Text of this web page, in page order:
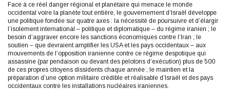
Face à ce réel danger régional et planétaire qui menace le monde
occidental voire la planète tout entière, le gouvernement d’Israël développe
une politique fondée sur quatre axes : la nécessité de poursuivre et d’élargir
l’isolement international – politique et diplomatique – du régime iranien ; le
besoin d’aggraver encore les sanctions économiques contre l’Iran ; le
soutien – que devraient amplifier les USA et les pays occidentaux – aux
mouvements de l’opposition iranienne contre ce régime despotique qui
assassine (par pendaison ou devant des pelotons d’exécution) plus de 500
de ces propres citoyens dissidents chaque année ; le maintien et la
préparation d’une option militaire crédible et réalisable d’Israël et des pays
occidentaux contre les installations nucléaires iraniennes.